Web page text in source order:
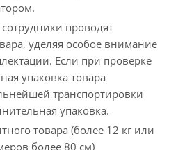
проводят
уделяя особое внимание
Если при проверке
упаковка товара
транспортировки
упаковка.
товара (более 12 кг или
более 80 см)